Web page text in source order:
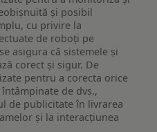
și posibil
cu privire la
de roboți pe
asigura că sistemele și
corect și sigur. De
pentru a corecta orice
de dvs.,
de publicitate în livrarea
și la interacțiunea